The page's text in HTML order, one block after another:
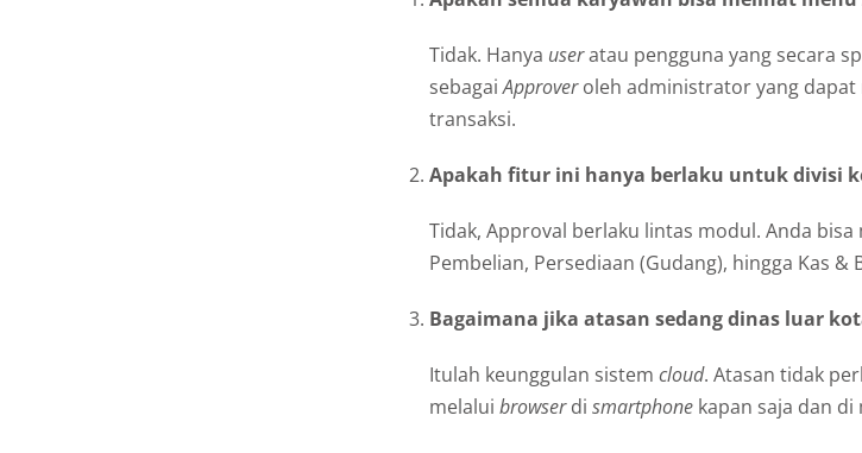
Tidak. Hanya useratau pengguna yang secara
sebagaiApproveroleh administrator yang
transaksi.
Apakah fitur ini hanya berlaku untuk divisi
Tidak, Approval berlaku lintas modul. Anda
Pembelian, Persediaan (Gudang), hingga Kas &
Bagaimana jika atasan sedang dinas luar
Itulah keunggulan sistem cloud. Atasan tidak
melalui browserdi smartphonekapan saja dan di